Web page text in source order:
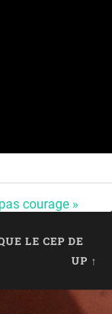
courage »
LE CEP DE
UP ↑